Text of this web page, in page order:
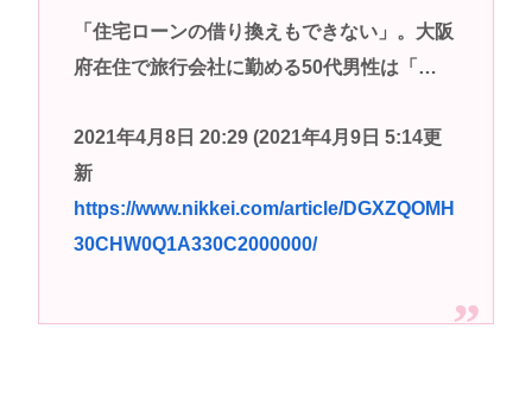
ガチで “ママ” ブーム来てるよな
ポケカ資産が100万円超えた男の子www
まれるの？
中国のメスガキ、民度が終わりすぎてる
Powered by livedoor 相互RSS
「住宅ローンの借り換えもできない」。大阪
府在住で旅行会社に勤める50代男性は「…
2021年4月8日 20:29 (2021年4月9日 5:14更
新
https://www.nikkei.com/article/DGXZQOMH
30CHW0Q1A330C2000000/